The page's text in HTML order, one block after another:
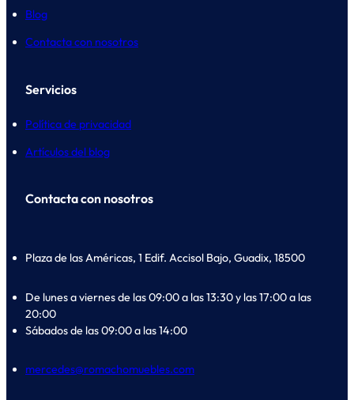
Blog
Contacta con nosotros
Servicios
Política de privacidad
Artículos del blog
Contacta con nosotros
Plaza de las Américas, 1 Edif. Accisol Bajo, Guadix, 18500
De lunes a viernes de las 09:00 a las 13:30 y las 17:00 a las
20:00
Sábados de las 09:00 a las 14:00
mercedes@romachomuebles.com